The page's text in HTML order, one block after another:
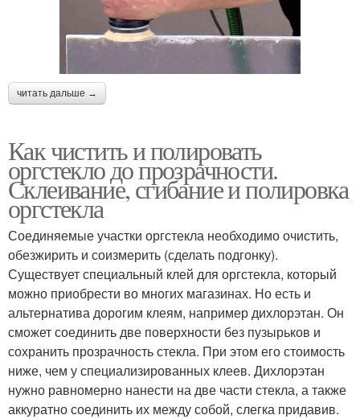
читать дальше →
Как чистить и полировать
оргстекло до прозрачности.
Склеивание, сгибание и полировка
оргстекла
Соединяемые участки оргстекла необходимо очистить,
обезжирить и соизмерить (сделать подгонку).
Существует специальный клей для оргстекла, который
можно приобрести во многих магазинах. Но есть и
альтернатива дорогим клеям, например дихлорэтан. Он
сможет соединить две поверхности без пузырьков и
сохранить прозрачность стекла. При этом его стоимость
ниже, чем у специализированных клеев. Дихлорэтан
нужно равномерно нанести на две части стекла, а также
аккуратно соединить их между собой, слегка придавив.